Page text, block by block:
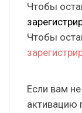
Чтобы
Чтобы
Если вам
активацию